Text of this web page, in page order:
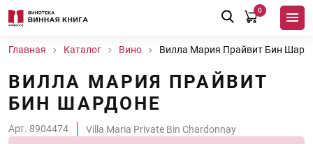
0
Главная Каталог Вино Вилла Мария Прайвит Бин
ВИЛЛА МАРИЯ ПРАЙВИТ
БИН ШАРДОНЕ
Арт. 8904474
Villa Maria Private Bin Chardonnay